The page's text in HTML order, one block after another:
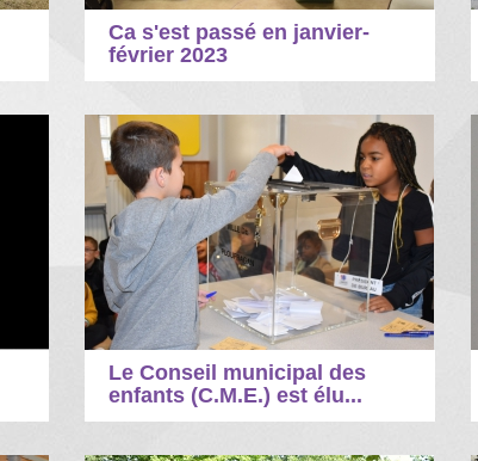
Ca s'est passé en janvier-
février 2023
Le Conseil municipal des
enfants (C.M.E.) est élu...